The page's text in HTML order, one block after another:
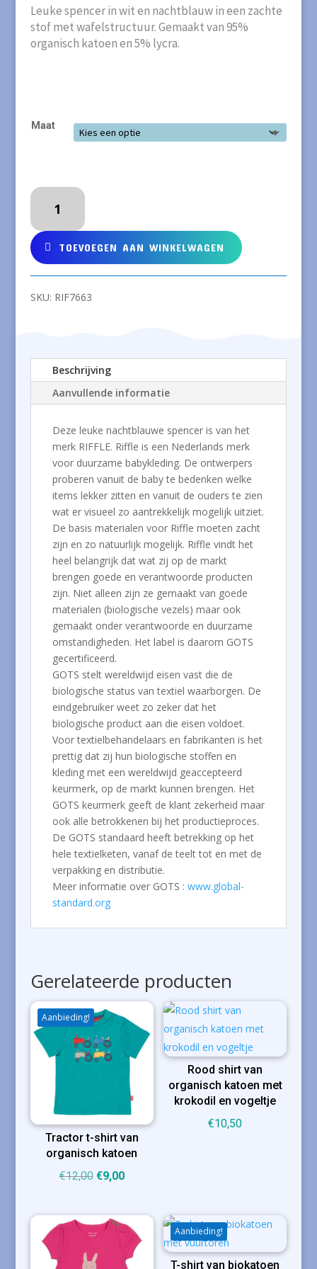
€24,00.€16,00.
Leuke spencer in wit en nachtblauw in een zachte
stof met wafelstructuur. Gemaakt van 95%
organisch katoen en 5% lycra.
Maat
RIFFLE
spencer
nachtblauw
aantal
TOEVOEGEN AAN WINKELWAGEN
SKU: RIF7663
Beschrijving
Aanvullende informatie
Deze leuke nachtblauwe spencer is van het
merk RIFFLE. Riffle is een Nederlands merk
voor duurzame babykleding. De ontwerpers
proberen vanuit de baby te bedenken welke
items lekker zitten en vanuit de ouders te zien
wat er visueel zo aantrekkelijk mogelijk uitziet.
De basis materialen voor Riffle moeten zacht
zijn en zo natuurlijk mogelijk. Riffle vindt het
heel belangrijk dat wat zij op de markt
brengen goede en verantwoorde producten
zijn. Niet alleen zijn ze gemaakt van goede
materialen (biologische vezels) maar ook
gemaakt onder verantwoorde en duurzame
omstandigheden. Het label is daarom GOTS
gecertificeerd.
GOTS stelt wereldwijd eisen vast die de
biologische status van textiel waarborgen. De
eindgebruiker weet zo zeker dat het
biologische product aan die eisen voldoet.
Voor textielbehandelaars en fabrikanten is het
prettig dat zij hun biologische stoffen en
kleding met een wereldwijd geaccepteerd
keurmerk, op de markt kunnen brengen. Het
GOTS keurmerk geeft de klant zekerheid maar
ook alle betrokkenen bij het productieproces.
De GOTS standaard heeft betrekking op het
hele textielketen, vanaf de teelt tot en met de
verpakking en distributie.
Meer informatie over GOTS : www.global-
standard.org
Gerelateerde producten
Aanbieding!
Tractor t-shirt van
organisch katoen
€12,00 Oorspronkelijke
was:
€12,00.
€9,00Huidige
is:
€9,00.
Rood shirt van
organisch katoen met
krokodil en vogeltje
€10,50
Aanbieding!
T-shirt van biokatoen